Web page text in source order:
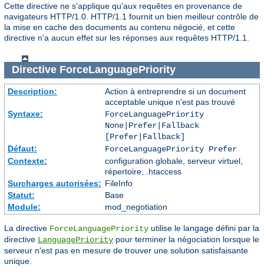
Cette directive ne s'applique qu'aux requêtes en provenance de
navigateurs HTTP/1.0. HTTP/1.1 fournit un bien meilleur contrôle de
la mise en cache des documents au contenu négocié, et cette
directive n'a aucun effet sur les réponses aux requêtes HTTP/1.1.
Directive ForceLanguagePriority
Description:
Action à entreprendre si un document
acceptable unique n'est pas trouvé
Syntaxe:
ForceLanguagePriority
None|Prefer|Fallback
[Prefer|Fallback]
Défaut:
ForceLanguagePriority Prefer
Contexte:
configuration globale, serveur virtuel,
répertoire, .htaccess
Surcharges autorisées: FileInfo
Statut:
Base
Module:
mod_negotiation
La directive ForceLanguagePriority utilise le langage défini par la
directive LanguagePriority pour terminer la négociation lorsque le
serveur n'est pas en mesure de trouver une solution satisfaisante
unique.